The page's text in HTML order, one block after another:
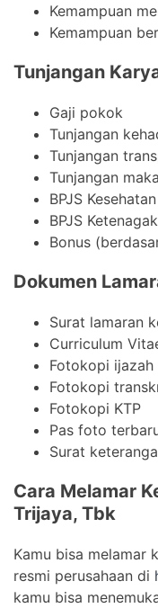
Kemampuan
Kemampuan
Tunjangan
Gaji pokok
Tunjangan
Tunjangan
Tunjangan
BPJS Kesehatan
BPJS
Bonus
Dokumen
Surat lamaran
Curriculum
Fotokopi
Fotokopi
Fotokopi KTP
Pas foto
Surat
Cara Melamar
Trijaya, Tbk
Kamu bisa melamar
resmi perusahaan di
kamu bisa